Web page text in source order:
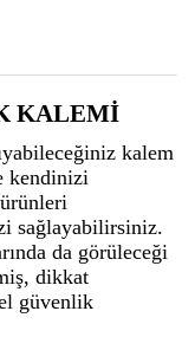
KALEMİ
kalem
kendinizi
sağlayabilirsiniz.
da görüleceği
dikkat
güvenlik